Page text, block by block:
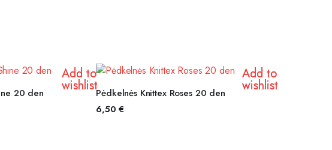
Add to
wishlist
SAVYBES
20 den
Add to
wishlist
PASIRINKTI SAVYBES
Pėdkelnės Knittex Roses 20 den
6,50€